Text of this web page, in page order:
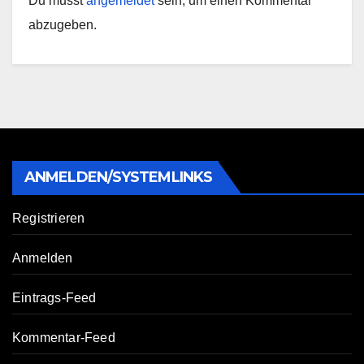
abzugeben.
ANMELDEN/SYSTEMLINKS
Registrieren
Anmelden
Eintrags-Feed
Kommentar-Feed